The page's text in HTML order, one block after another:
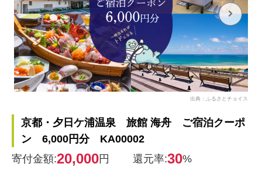
出典：ふるさとチョイス
京都・夕日ケ浦温泉 旅館 海舟 ご宿泊クーポ
ン 6,000円分 KA00002
寄付金額:20,000円 還元率:30%